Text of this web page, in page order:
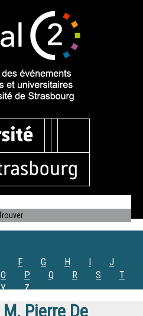
F G H I
J
O P Q R S
T
Y Z
M. Pierre De